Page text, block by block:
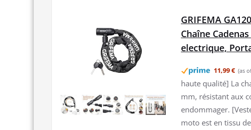
GRIFEMA
Chaîne
electrique,
11,99 € (as
haute qualité] La
mm, résistant aux
endommager.
moto est en tissu